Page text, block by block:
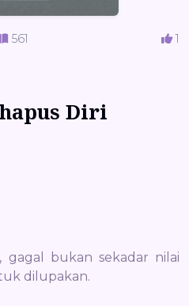
561 1
Diri
gagal bukan sekadar nilai
dilupakan.